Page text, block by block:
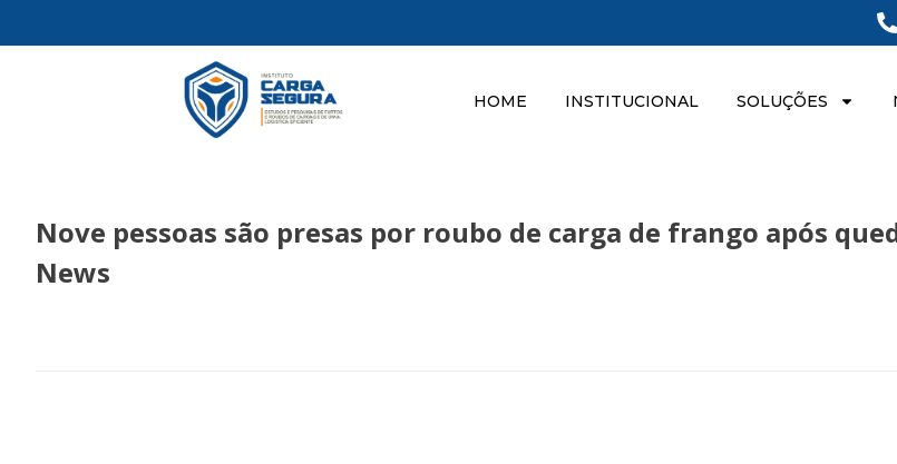
HOME INSTITUCIONAL SOLUÇÕES
Nove pessoas são presas por roubo de carga de frango após
News